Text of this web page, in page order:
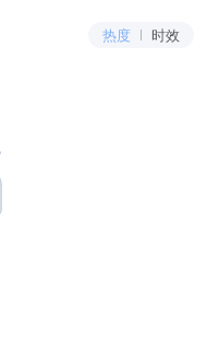
热度 时效